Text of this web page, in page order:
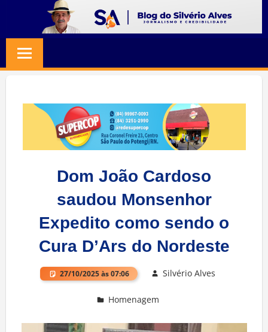
content
SILVERIO
ALVES
Jornalismo
Credibilidade
Dom João Cardoso
saudou Monsenhor
Expedito como sendo o
Cura D’Ars do Nordeste
27/10/2025 às 07:06 Silvério Alves
Homenagem